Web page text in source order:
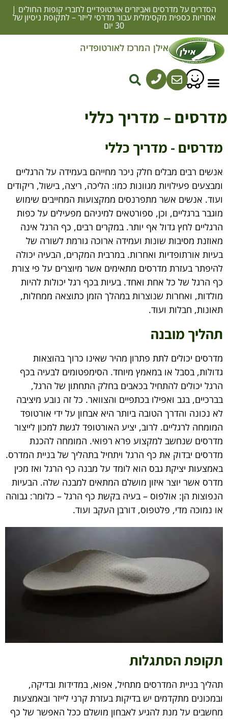
הסדרים על מדרסים ואביזרים אורטופדיים לחברי קופות החולים |
אחריות כספית מקסימלית עבור מדרסי לייזר – לתקופת ניסיון של
30 יום
אילן המרכז לאורטופדיה
– מדריך כללי
מדרסים - מדריך כללי
אנשים רבים מבלים חלק ניכר מחייהם בעמידה על הרגליים
ומבצעים פעילויות מגוונות כמו: הליכה, ריצה, בישול, ריקודים
ועוד. אנשים אשר מתפרנסים ממקצועות המחייבים שימוש
מוגבר ברגליים, וכן, ספורטאים למיניהם מפעילים על כפות
הרגליים לחץ גדול אף יותר. במקרים רבים, כף הרגל אינה
מאוזנת מסיבות שונות ועמידה ארוכה גורמת לשורה של
בעיות אורתופדיות ואחרות. במרבית המקרים, הבעיה יכולה
להיפתר בעזרת מדרסים מתאימים אשר מיוצרים על פי צורת
כף הרגל של כל אחת ואחד. בעיות בכף רגל יכולות להיות
מולדות, ואחרות שנוצרות במהלך הזמן כתוצאה ממחלות,
תאונות, חבלות ועוד.
תהליך מובנה
מדרסים יכולים לתת פתרון מהיר שאינו כרוך בהוצאות
גדולות, בסבל או במאמץ מיוחד. הסימפטומים לבעיה בכף
הרגל יכולים להתחיל בכאבים בחלק התחתון של הרגל,
בברכיים, בגב ואפילו בכתפיים והצוואר. כל זה נובע מיציבה
לא נכונה והדרך הטובה ביותר היא אבחון על ידי אורטופד
המומחה לרגליים. לרוב, יציע האורטופד לגשת למכון לייצור
מדרסים שנחשב למקצוע פרא רפואי. המומחה להכנת
מדרסים יבדוק את כף הרגל ויתחיל בתהליך של בניית המדרס.
באמצעות יציקת גבס הוא לומד על מבנה כף הרגל ואז מכין
מדרס אשר יוצר איזון מושלם המתאים למבנה שלה. הבעיות
הנפוצות הן: אולפוס – בעיה בקשת כף הרגל – כלומר: גבוהה
או נמוכה מדי, פלטפוס, דורבן העקב ועוד.
תקופת הסתגלות
תהליך בניית המדרסים מתחיל, אפוא, במדידות ובדיקה,
ובמכונים מתקדמים יש בדיקות בעזרת קרני לייזר ובאמצעות
מחשבים על מנת להגיע לאבחון מושלם ככל האפשר של כף